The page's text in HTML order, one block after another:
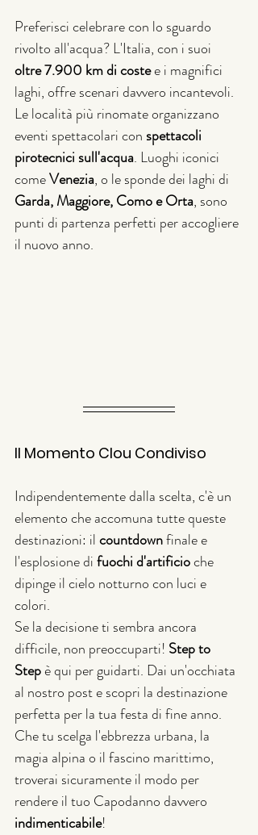
Preferisci celebrare con lo sguardo
rivolto all'acqua? L'Italia, con i suoi
oltre 7.900 km di coste e i magnifici
laghi, offre scenari davvero incantevoli.
Le località più rinomate organizzano
eventi spettacolari con spettacoli
pirotecnici sull'acqua. Luoghi iconici
come Venezia, o le sponde dei laghi di
Garda, Maggiore, Como e Orta, sono
punti di partenza perfetti per accogliere
il nuovo anno.
Il Momento Clou Condiviso
Indipendentemente dalla scelta, c'è un
elemento che accomuna tutte queste
destinazioni: il countdown finale e
l'esplosione di fuochi d'artificio che
dipinge il cielo notturno con luci e
colori.
Se la decisione ti sembra ancora
difficile, non preoccuparti! Step to
Step è qui per guidarti. Dai un'occhiata
al nostro post e scopri la destinazione
perfetta per la tua festa di fine anno.
Che tu scelga l'ebbrezza urbana, la
magia alpina o il fascino marittimo,
troverai sicuramente il modo per
rendere il tuo Capodanno davvero
indimenticabile!